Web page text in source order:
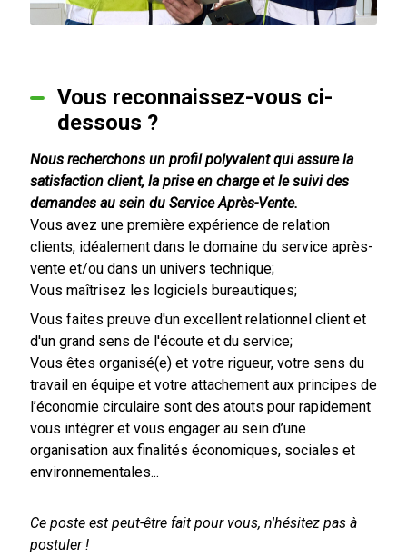
Vous reconnaissez-vous ci-
dessous ?
Nous recherchons un profil polyvalent qui assure la
satisfaction client, la prise en charge et le suivi des
demandes au sein du Service Après-Vente.
Vous avez une première expérience de relation
clients, idéalement dans le domaine du service après-
vente et/ou dans un univers technique;
Vous maîtrisez les logiciels bureautiques;
Vous faites preuve d'un excellent relationnel client et
d'un grand sens de l'écoute et du service;
Vous êtes organisé(e) et votre rigueur, votre sens du
travail en équipe et votre attachement aux principes de
l’économie circulaire sont des atouts pour rapidement
vous intégrer et vous engager au sein d’une
organisation aux finalités économiques, sociales et
environnementales...
Ce poste est peut-être fait pour vous, n'hésitez pas à
postuler !